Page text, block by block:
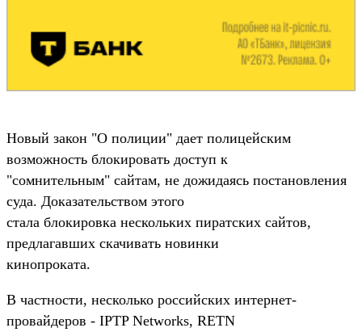
Новый закон "О полиции" дает полицейским
возможность блокировать доступ к
"сомнительным" сайтам, не дожидаясь постановления
суда. Доказательством этого
стала блокировка нескольких пиратских сайтов,
предлагавших скачивать новинки
кинопроката.
В частности, несколько российских интернет-
провайдеров - IPTP Networks, RETN